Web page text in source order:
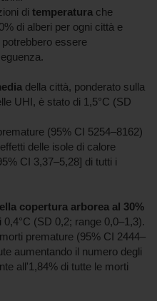
di temperatura che
di alberi per ogni città e
potrebbero essere
della città, ponderato sulla
UHI, è stato di 1,5°C (SD
(95% CI 5254–8162)
delle isole di calore
CI 3,37–5,28] di tutti i
copertura arborea al 30%
(SD 0,2; range 0,0–1,3).
premature (95% CI 2444–
aumentando il numero degli
all'1,84% di tutte le morti